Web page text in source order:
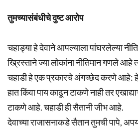
तुमच्यासंबंधीचे दुष्ट आरोप
चहाड्या हे देवाने आपल्याला पांघरलेल्या
ख्रिस्ताने ज्या लोकांना नीतिमान गणले आहे
चहाडी हे एक प्रकारचे अंगच्छेद करणे आहे: हे
हात किंवा पाय काढून टाकणे नाही तर
टाकणे आहे. चहाडी ही सैतानी जीभ आहे.
देवाच्या राजासनाकडे सैतान तुमची पापे,